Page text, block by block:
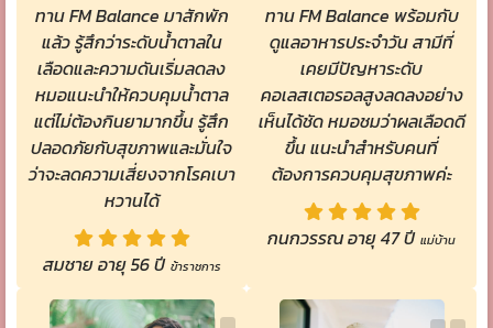
ทาน FM Balance มาสักพัก
แล้ว รู้สึกว่าระดับน้ำตาลใน
เลือดและความดันเริ่มลดลง
หมอแนะนำให้ควบคุมน้ำตาล
แต่ไม่ต้องกินยามากขึ้น รู้สึก
ปลอดภัยกับสุขภาพและมั่นใจ
ว่าจะลดความเสี่ยงจากโรคเบา
หวานได้
สมชาย อายุ 56 ปี ข้าราชการ
ทาน FM Balance พร้อมกับ
ดูแลอาหารประจำวัน สามีที่
เคยมีปัญหาระดับ
คอเลสเตอรอลสูงลดลงอย่าง
เห็นได้ชัด หมอชมว่าผลเลือดดี
ขึ้น แนะนำสำหรับคนที่
ต้องการควบคุมสุขภาพค่ะ
กนกวรรณ อายุ 47 ปี แม่บ้าน